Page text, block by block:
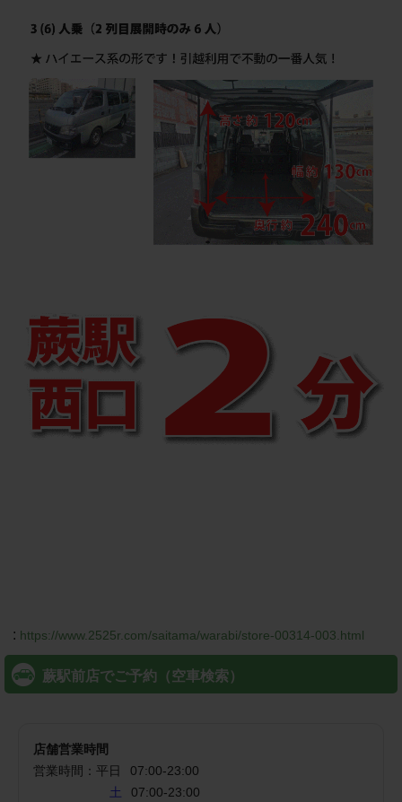
: https://www.2525r.com/saitama/warabi/store-00314-003.html
蕨駅前店でご予約（空車検索）
店舗営業時間
営業時間： 平日 07:00-23:00
土
07:00-23:00